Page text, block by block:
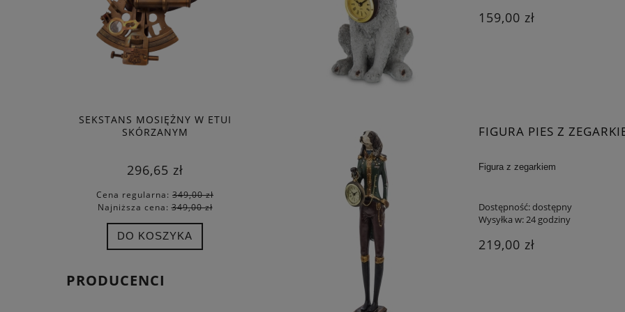
SEKSTANS MOSIĘŻNY W ETUI
SKÓRZANYM
296,65 zł
Cena regularna: 349,00 zł
Najniższa cena:349,00 zł
DO KOSZYKA
KIESZONKOWY
101,15 zł
Cena regularna:119,00 zł
Najniższa cena:101,15 zł
DO KOSZYKA
PODSTAWIE
361,25 zł
Najniższa cena:361,25 zł
PRODUCENCI
159,00 zł
FIGURA PIES Z
Figura z zegarkiem
Dostępność:dostępny
Wysyłka w:24 godziny
219,00 zł